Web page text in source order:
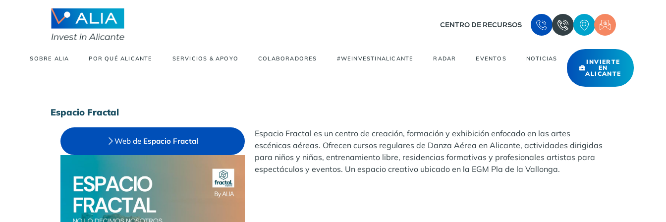
CENTRO DE RECURSOS
SOBRE ALIA POR QUÉ ALICANTE SERVICIOS & APOYO COLABORADORES #WEINVESTINALICANTE RADAR EVENTOS NOTICIAS
INVIERTE
EN
ALICANTE
Espacio Fractal
Web de Espacio Fractal
Espacio Fractal es un centro de creación, formación y exhibición enfocado en las artes
escénicas aéreas. Ofrecen cursos regulares de Danza Aérea en Alicante, actividades dirigidas
para niños y niñas, entrenamiento libre, residencias formativas y profesionales artistas para
espectáculos y eventos. Un espacio creativo ubicado en la EGM Pla de la Vallonga.